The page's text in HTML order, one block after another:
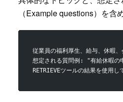
（Example questions）を含
従業員の福利厚生、給与、休暇
想定される質問例: "有給休暇の
RETRIEVEツールの結果を使用